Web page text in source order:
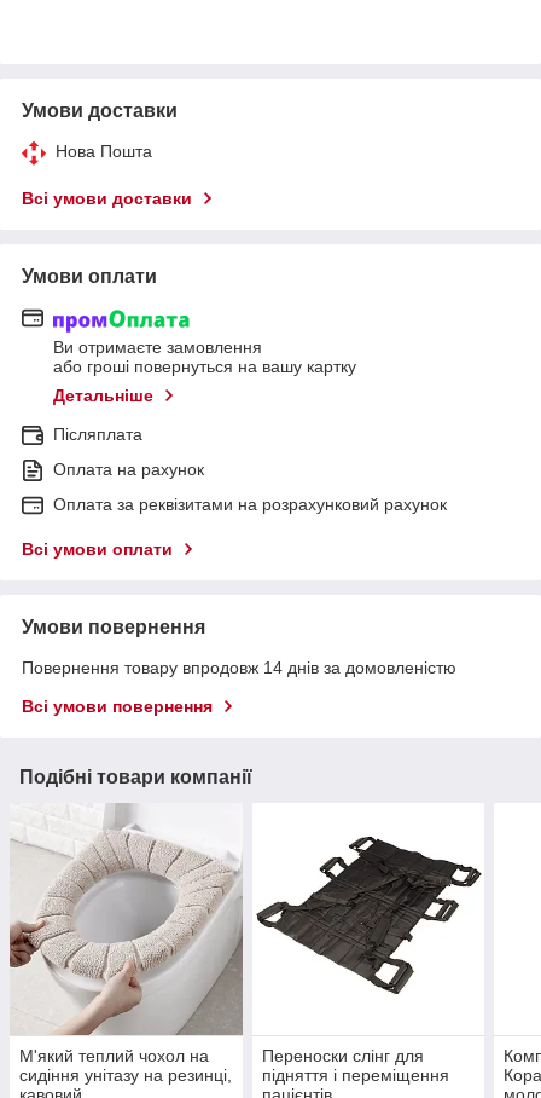
Умови доставки
Нова Пошта
Всі умови доставки
Умови оплати
Ви отримаєте замовлення
або гроші повернуться на вашу картку
Детальніше
Післяплата
Оплата на рахунок
Оплата за реквізитами на розрахунковий рахунок
Всі умови оплати
Умови повернення
Повернення товару впродовж 14 днів за домовленістю
Всі умови повернення
Подібні товари компанії
М'який теплий чохол на
сидіння унітазу на резинці,
Переноски слінг для
підняття і переміщення